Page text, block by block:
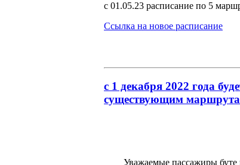
с 01.05.23 расписание по 5
Ссылка на новое расписание
с 1 декабря 2022 года
существующим
Уважаемые пассажиры буте